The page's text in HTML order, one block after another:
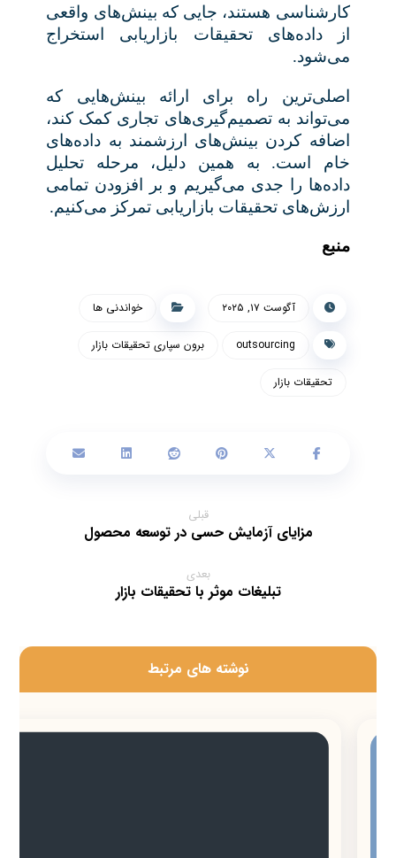
کارشناسی هستند، جایی که بینش‌های واقعی
از داده‌های تحقیقات بازاریابی استخراج
می‌شود.
اصلی‌ترین راه برای ارائه بینش‌هایی که
می‌تواند به تصمیم‌گیری‌های تجاری کمک کند،
اضافه کردن بینش‌های ارزشمند به داده‌های
خام است. به همین دلیل، مرحله تحلیل
داده‌ها را جدی می‌گیریم و بر افزودن تمامی
ارزش‌های تحقیقات بازاریابی تمرکز می‌کنیم.
منبع
آگوست ۱۷, ۲۰۲۵ خواندنی ها
outsourcing برون سپاری تحقیقات بازار
تحقیقات بازار
قبلی
مزایای آزمایش حسی در توسعه محصول
بعدی
تبلیغات موثر با تحقیقات بازار
‫نوشته های مرتبط